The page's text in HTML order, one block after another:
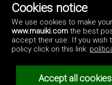
Cookies notice
We use cookies to make
www.mauiki.comthe best
accept their use. If you wish
policy click on this link:
Accept all cookies